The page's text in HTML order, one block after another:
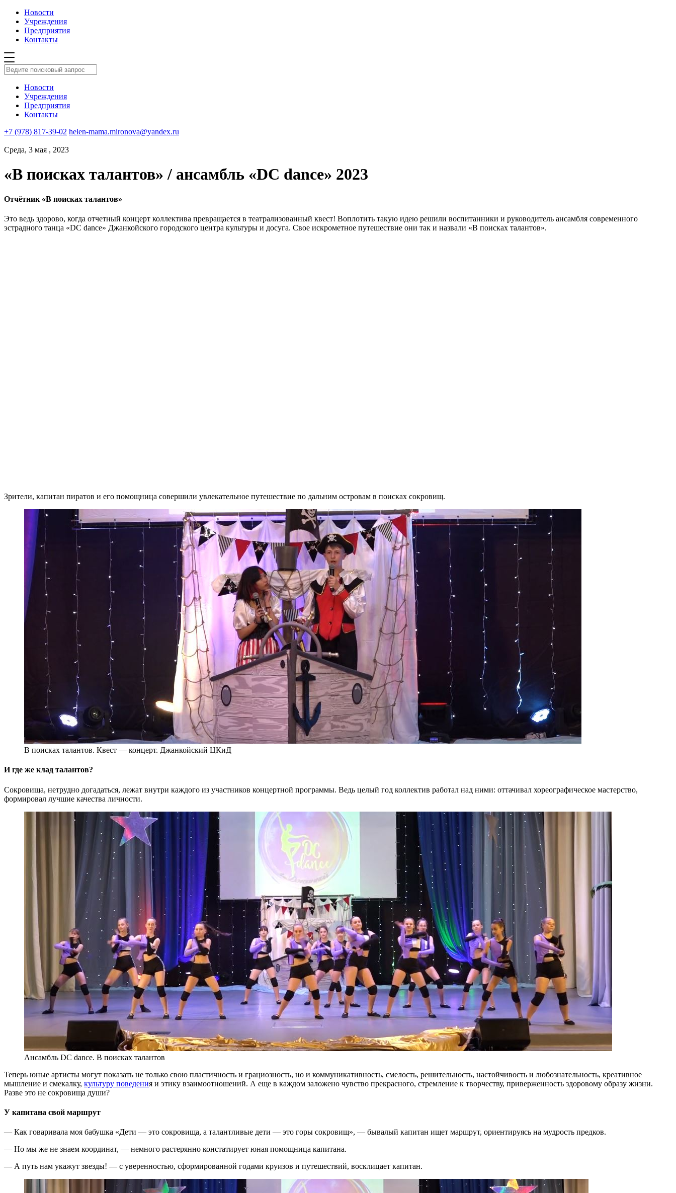
Новости
Учреждения
Предприятия
Контакты
Новости
Учреждения
Предприятия
Контакты
+7 (978) 817-39-02 helen-mama.mironova@yandex.ru
Среда, 3 мая , 2023
«В поисках талантов» / ансамбль «DC dance» 2023
Отчётник «В поисках талантов»
Это ведь здорово, когда отчетный концерт коллектива превращается в театрализованный квест! Воплотить такую идею решили воспитанники и руководитель ансамбля современного
эстрадного танца «DC dance» Джанкойского городского центра культуры и досуга. Свое искрометное путешествие они так и назвали «В поисках талантов».
Зрители, капитан пиратов и его помощница совершили увлекательное путешествие по дальним островам в поисках сокровищ.
В поисках талантов. Квест — концерт. Джанкойский ЦКиД
И где же клад талантов?
Сокровища, нетрудно догадаться, лежат внутри каждого из участников концертной программы. Ведь целый год коллектив работал над ними: оттачивал хореографическое мастерство,
формировал лучшие качества личности.
Ансамбль DC dance. В поисках талантов
Теперь юные артисты могут показать не только свою пластичность и грациозность, но и коммуникативность, смелость, решительность, настойчивость и любознательность, креативное
мышление и смекалку, культуру поведения и этику взаимоотношений. А еще в каждом заложено чувство прекрасного, стремление к творчеству, приверженность здоровому образу жизни.
Разве это не сокровища души?
У капитана свой маршрут
— Как говаривала моя бабушка «Дети — это сокровища, а талантливые дети — это горы сокровищ», — бывалый капитан ищет маршрут, ориентируясь на мудрость предков.
— Но мы же не знаем координат, — немного растерянно констатирует юная помощница капитана.
— А путь нам укажут звезды! — с уверенностью, сформированной годами круизов и путешествий, восклицает капитан.